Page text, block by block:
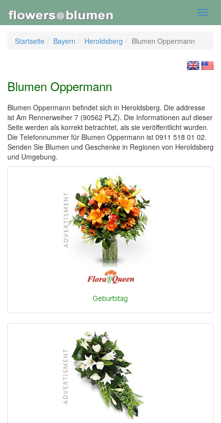
Startseite
Bayern Heroldsberg Blumen Oppermann
Blumen Oppermann
Blumen Oppermann befindet sich in Heroldsberg. Die addresse
ist Am Rennerweiher 7 (90562 PLZ). Die Informationen auf dieser
Seite werden als korrekt betrachtet, als sie veröffentlicht wurden.
Die Telefonnummer für Blumen Oppermann ist 0911 518 01 02.
Senden Sie Blumen und Geschenke in Regionen von Heroldsberg
und Umgebung.